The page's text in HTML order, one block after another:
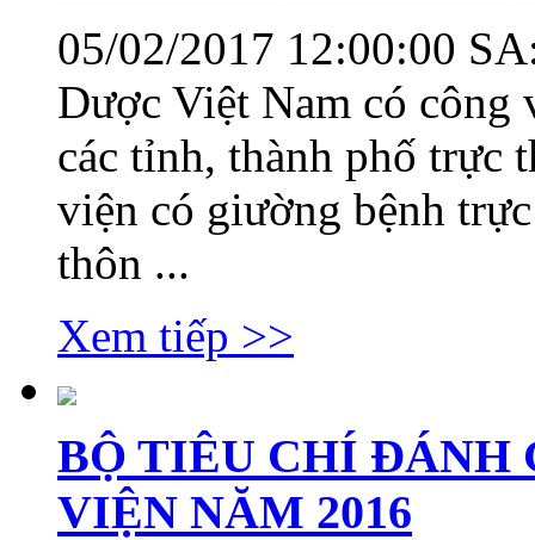
05/02/2017 12:00:00
Dược Việt Nam có
các tỉnh, thành phố trực
viện có giường bệnh
thôn ...
Xem tiếp >>
BỘ TIÊU CHÍ ĐÁNH
VIỆN NĂM 2016